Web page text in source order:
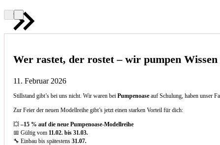
Wer rastet, der rostet – wir pumpen
11. Februar 2026
Stillstand gibt’s bei uns nicht. Wir waren beiPumpenoase auf Schulung, haben unser
Zur Feier der neuen Modellreihe gibt’s jetzt einen starken Vorteil für dich:
💥–15 % auf die neue Pumpenoase-Modellreihe
📅 Gültig vom 11.02. bis 31.03.
🔧 Einbau bis spätestens31.07.